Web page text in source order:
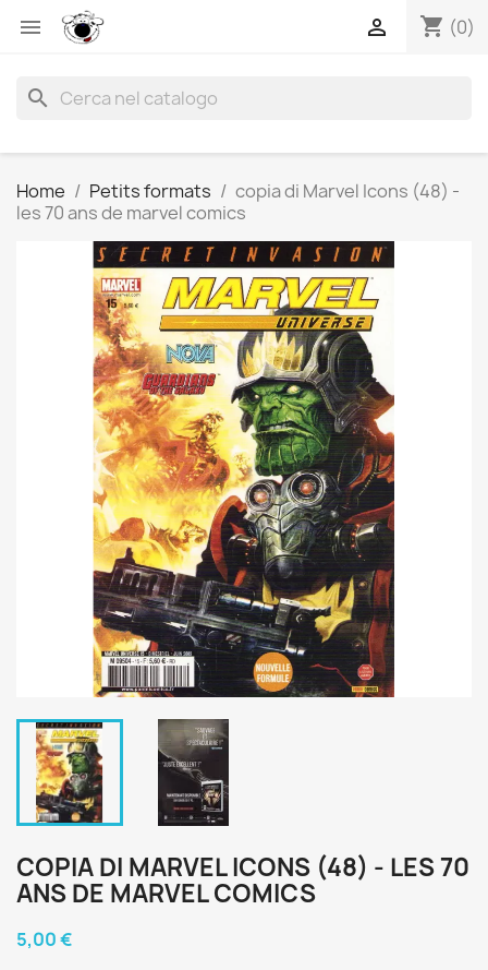
 shopping_cart (0)

search
Home Petits formats
copia di Marvel Icons (48) -
les 70 ans de marvel comics
COPIA DI MARVEL ICONS (48) - LES 70
ANS DE MARVEL COMICS
5,00 €